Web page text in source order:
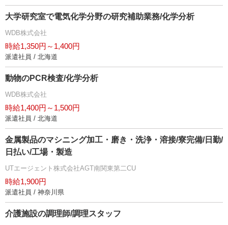
大学研究室で電気化学分野の研究補助業務/化学分析
WDB株式会社
時給1,350円～1,400円
派遣社員 / 北海道
動物のPCR検査/化学分析
WDB株式会社
時給1,400円～1,500円
派遣社員 / 北海道
金属製品のマシニング加工・磨き・洗浄・溶接/寮完備/日勤/
日払い/工場・製造
UTエージェント株式会社AGT南関東第二CU
時給1,900円
派遣社員 / 神奈川県
介護施設の調理師/調理スタッフ